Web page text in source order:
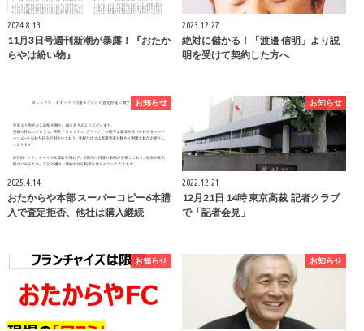
2024.8.13
11月3日号週刊新潮が暴露！『おたか
らやは紛い物』
2023.12.27
絶対に儲かる！「渡邉 信明」より説
明を受けて契約した方へ
お知らせ
2025.4.14
おたからや本部 スーパーコピー6本購
入で査定拒否、他社は購入継続
お知らせ
2022.12.21
12月21日 14時 東京高裁 記者クラブ
で「記者会見」
お知らせ お知らせ